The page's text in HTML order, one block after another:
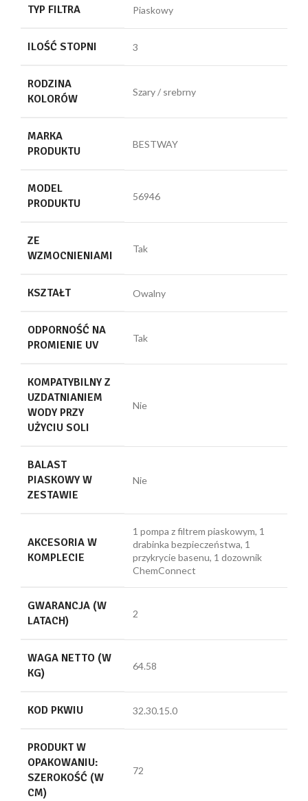
TYP FILTRA Piaskowy
ILOŚĆ STOPNI 3
RODZINA
KOLORÓW
Szary / srebrny
MARKA
PRODUKTU
BESTWAY
MODEL
PRODUKTU
56946
ZE
WZMOCNIENIAMI
Tak
KSZTAŁT Owalny
ODPORNOŚĆ NA
PROMIENIE UV
Tak
KOMPATYBILNY Z
UZDATNIANIEM
WODY PRZY
UŻYCIU SOLI
Nie
BALAST
PIASKOWY W
ZESTAWIE
Nie
AKCESORIA W
KOMPLECIE
1 pompa z filtrem piaskowym, 1
drabinka bezpieczeństwa, 1
przykrycie basenu, 1 dozownik
ChemConnect
GWARANCJA (W
LATACH)
2
WAGA NETTO (W
KG)
64.58
KOD PKWIU 32.30.15.0
PRODUKT W
OPAKOWANIU:
SZEROKOŚĆ (W
CM)
72